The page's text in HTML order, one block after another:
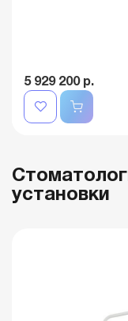
5 929 200 р.
установки